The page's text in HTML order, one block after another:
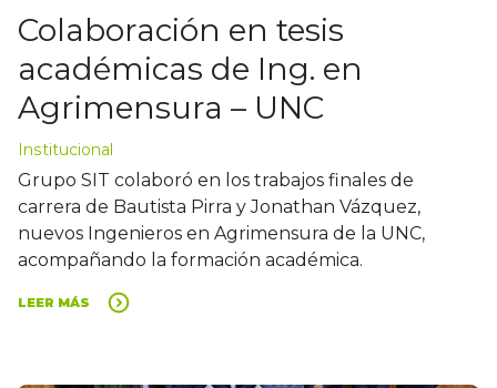
Colaboración en tesis
académicas de Ing. en
Agrimensura – UNC
Institucional
Grupo SIT colaboró en los trabajos finales de
carrera de Bautista Pirra y Jonathan Vázquez,
nuevos Ingenieros en Agrimensura de la UNC,
acompañando la formación académica.
LEER MÁS